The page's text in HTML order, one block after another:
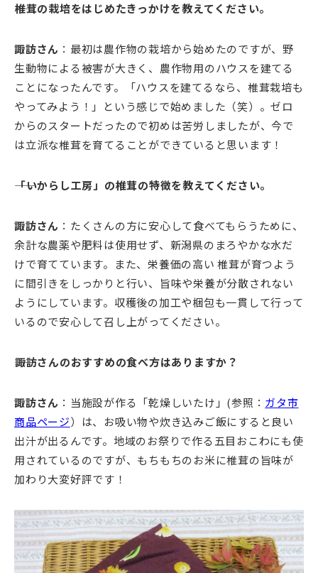
――椎茸の栽培をはじめたきっかけを教えてください。
諏訪さん ：最初は農作物の栽培から始めたのですが、野
生動物による被害が大きく、農作物用のハウスを建てる
ことになったんです。「ハウスを建てるなら、椎茸栽培も
やってみよう！」という感じで始めました（笑）。ゼロ
からのスタートだったので初めは苦労しましたが、今で
は立派な椎茸を育てることができていると思います！
――「いからし工房」の椎茸の特徴を教えてください。
諏訪さん ：たくさんの方に安心して食べてもらうために、
余計な農薬や肥料は使用せず、新潟県のまろやかな水だ
けで育てています。また、栄養価の高い 椎茸が育つよう
に間引きをしっかりと行い、旨味や栄養が分散されない
ようにしています。収穫後の加工や梱包も一貫して行って
いるので安心して召し上がってください。
――諏訪さんのおすすめの食べ方はありますか？
諏訪さん ：当施設が作る「乾燥しいたけ」(参照： ガタ市
商品ページ）は、お吸い物や炊き込みご飯にすると良い
出汁が出るんです。地域のお祭りで作る五目おこわにも使
用されているのですが、もちもちのお米に椎茸の旨味が
加わり大変好評です！